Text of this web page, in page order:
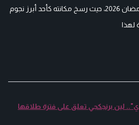
"لوبي الغرام" خلال موسم رمضان 2026، حيث رسخ مكانته كأحد أبرز نجوم
لهذا
لين برنجكجي تعلق على فترة طلاقها